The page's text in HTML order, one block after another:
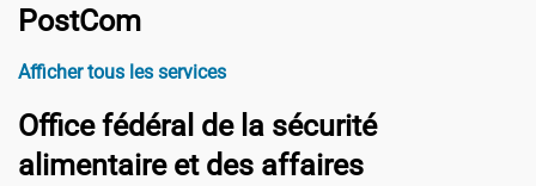
PostCom
Afficher tous les services
Office fédéral de la sécurité
alimentaire et des affaires